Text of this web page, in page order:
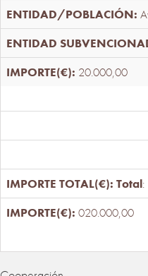
20.000,00
Total:
020.000,00